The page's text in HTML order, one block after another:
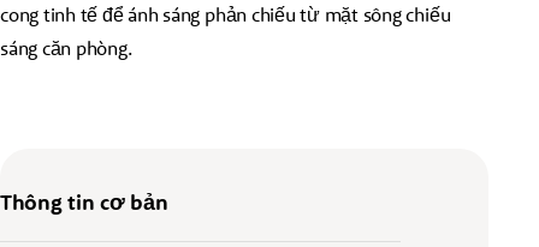
cong tinh tế để ánh sáng phản chiếu từ mặt sông chiếu
sáng căn phòng.
Thông tin cơ bản